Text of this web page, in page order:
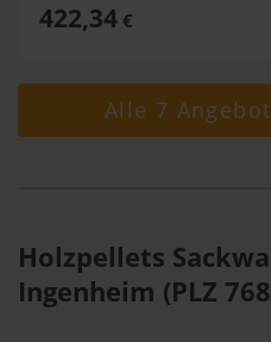
422,34€
Alle 7
Holzpellets
Ingenheim (PLZ